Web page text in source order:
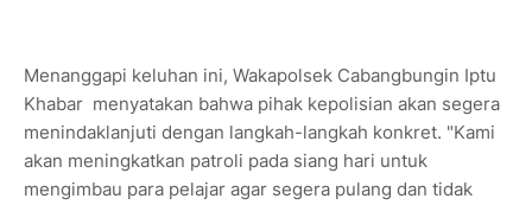
Menanggapi keluhan ini, Wakapolsek Cabangbungin Iptu
Khabar menyatakan bahwa pihak kepolisian akan segera
menindaklanjuti dengan langkah-langkah konkret. "Kami
akan meningkatkan patroli pada siang hari untuk
mengimbau para pelajar agar segera pulang dan tidak